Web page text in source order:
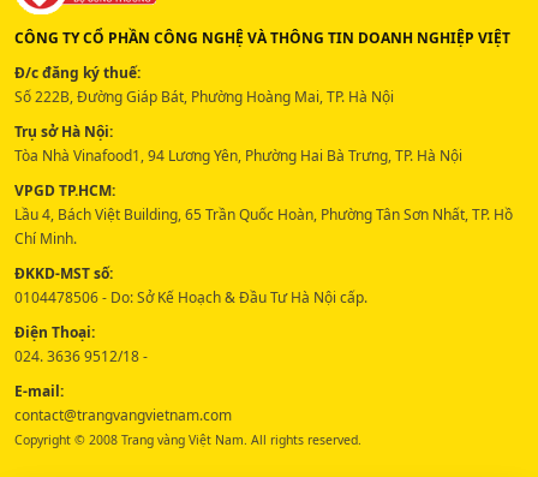
CÔNG TY CỔ PHẦN CÔNG NGHỆ VÀ THÔNG TIN DOANH NGHIỆP VIỆT
Đ/c đăng ký thuế:
Số 222B, Đường Giáp Bát, Phường Hoàng Mai, TP. Hà Nội
Trụ sở Hà Nội:
Tòa Nhà Vinafood1, 94 Lương Yên, Phường Hai Bà Trưng, TP. Hà Nội
VPGD TP.HCM:
Lầu 4, Bách Việt Building, 65 Trần Quốc Hoàn, Phường Tân Sơn Nhất, TP. Hồ
Chí Minh.
ĐKKD-MST số:
0104478506 - Do: Sở Kế Hoạch & Đầu Tư Hà Nội cấp.
Điện Thoại:
024. 3636 9512/18 -
E-mail:
contact@trangvangvietnam.com
Copyright © 2008 Trang vàng Việt Nam. All rights reserved.